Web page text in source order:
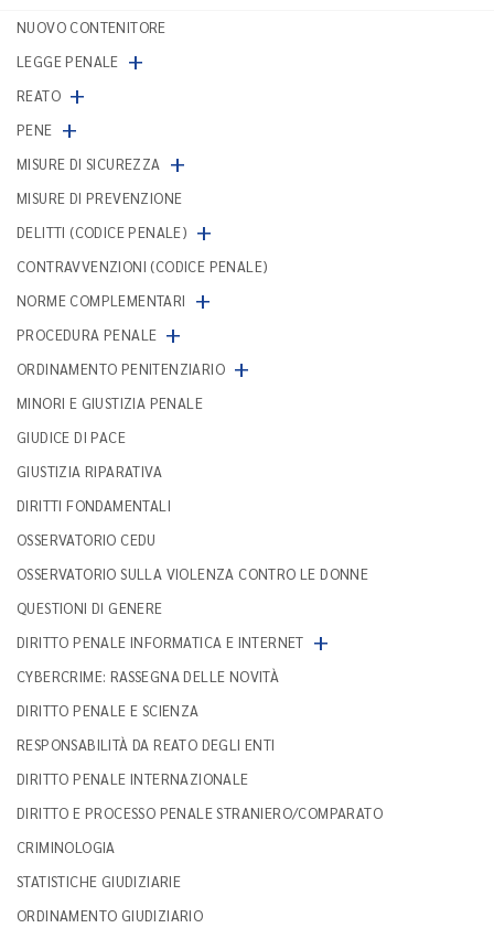
NUOVO CONTENITORE
LEGGE PENALE +
REATO +
PENE +
MISURE DI SICUREZZA +
MISURE DI PREVENZIONE
DELITTI (CODICE PENALE) +
CONTRAVVENZIONI (CODICE PENALE)
NORME COMPLEMENTARI
+
PROCEDURA PENALE +
ORDINAMENTO PENITENZIARIO +
MINORI E GIUSTIZIA PENALE
GIUDICE DI PACE
GIUSTIZIA RIPARATIVA
DIRITTI FONDAMENTALI
OSSERVATORIO CEDU
OSSERVATORIO SULLA VIOLENZA CONTRO LE DONNE
QUESTIONI DI GENERE
DIRITTO PENALE INFORMATICA E INTERNET +
CYBERCRIME: RASSEGNA DELLE NOVITÀ
DIRITTO PENALE E SCIENZA
RESPONSABILITÀ DA REATO DEGLI ENTI
DIRITTO PENALE INTERNAZIONALE
DIRITTO E PROCESSO PENALE STRANIERO/COMPARATO
CRIMINOLOGIA
STATISTICHE GIUDIZIARIE
ORDINAMENTO GIUDIZIARIO